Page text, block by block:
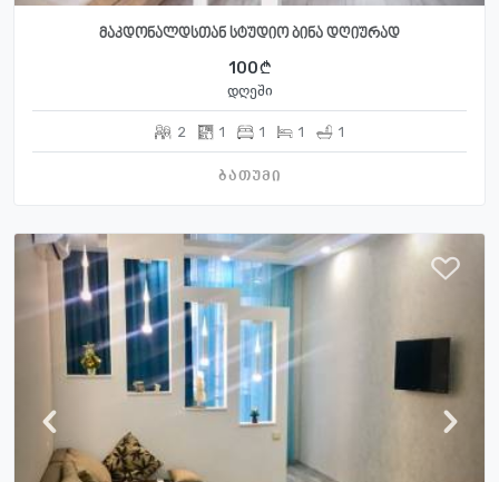
მაკდონალდსთან სტუდიო ბინა დღიურად
100
დღეში
2 1 1 1 1
ბათუმი